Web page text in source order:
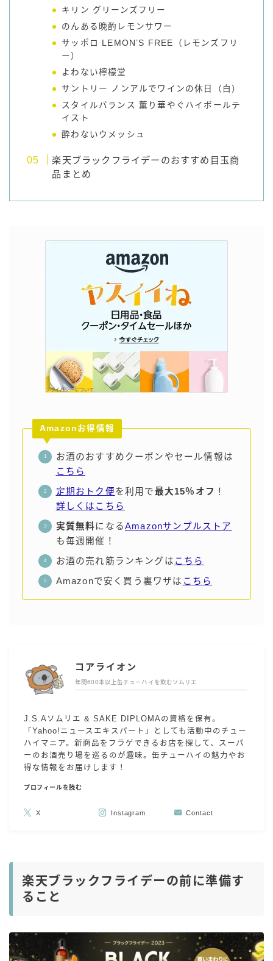
キリン グリーンズフリー
のんある晩酌レモンサワー
サッポロ LEMON’S FREE（レモンズフリ
ー）
よわない檸檬堂
サントリー ノンアルでワインの休日（白）
スタイルバランス 薫り華やぐハイボールテ
イスト
酔わないウメッシュ
楽天ブラックフライデーのおすすめ目玉商
品まとめ
Amazonお得情報
お酒のおすすめクーポンやセール情報は
こちら
定期おトク便を利用で最大15％オフ ！
詳しくはこちら
実質無料になるAmazonサンプルストア
も毎週開催！
お酒の売れ筋ランキングは こちら
Amazonで安く買う裏ワザは こちら
コアライオン
年間600本以上缶チューハイを飲むソムリエ
J.S.Aソムリエ & SAKE DIPLOMAの資格を保有。
「Yahoo!ニュースエキスパート」としても活動中のチュー
ハイマニア。新商品をフラゲできるお店を探して、スーパ
ーのお酒売り場を巡るのが趣味。缶チューハイの魅力やお
得な情報をお届けします！
プロフィールを読む
X Instagram Contact
楽天ブラックフライデーの前に準備す
ること